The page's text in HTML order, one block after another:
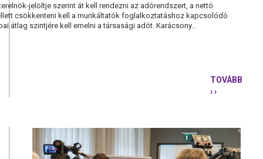
jelöltje szerint át kell rendezni az adórendszert, a nettó
csökkenteni kell a munkáltatók foglalkoztatáshoz kapcsolódó
átlag szintjére kell emelni a társasági adót. Karácsony...
TOVÁBB
› ›
RENDEZNI